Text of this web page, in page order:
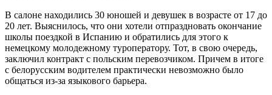
В салоне находились 30 юношей и девушек в возрасте от 17 до
20 лет. Выяснилось, что они хотели отпраздновать окончание
школы поездкой в Испанию и обратились для этого к
немецкому молодежному туроператору. Тот, в свою очередь,
заключил контракт с польским перевозчиком. Причем в итоге
с белорусским водителем практически невозможно было
общаться из-за языкового барьера.